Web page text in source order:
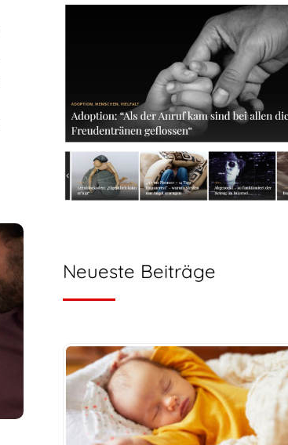
Neueste Beiträge